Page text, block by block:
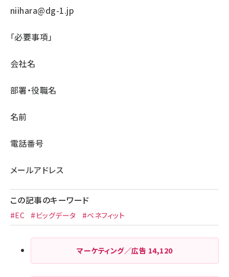
niihara@dg-1.jp
「必要事項」
会社名
部署・役職名
名前
電話番号
メールアドレス
この記事のキーワード
#EC #ビッグデータ #ベネフィット
マーケティング／広告 14,120